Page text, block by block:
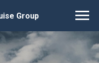
Group